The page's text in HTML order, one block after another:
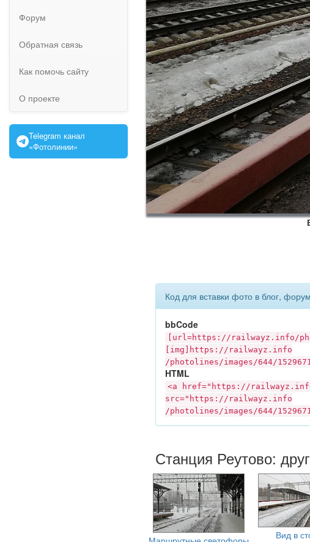
Форум
Обратная связь
Как помочь сайту
О проекте
Telegram канал
«Фотолинии»
Код для вставки фото в блог,
bbCode
[url=https:// railwayz.info/
[img]https:// railwayz.info
/photolines/images/644/
HTML
<a href="https://
src="https:// railwayz.info
/photolines/images/644/
Станция Реутово:
Вид в